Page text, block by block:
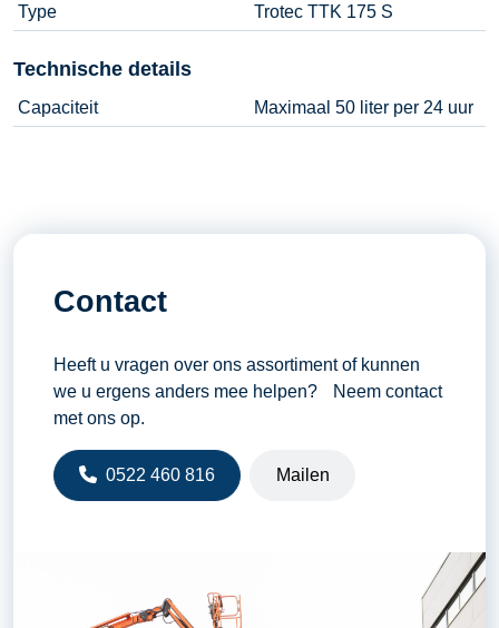
Type
Trotec TTK 175 S
Technische details
Capaciteit Maximaal 50 liter per 24 uur
Contact
Heeft u vragen over ons assortiment of kunnen
we u ergens anders mee helpen? Neem contact
met ons op.
0522 460 816 Mailen